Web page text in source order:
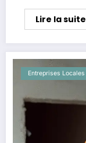
Lire la suite
Entreprises Locales